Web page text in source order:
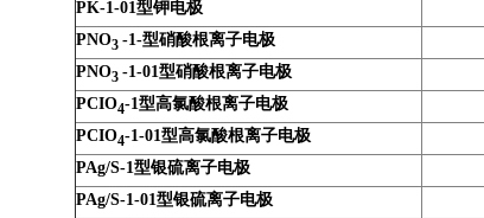
PK-1-01型钾电极
PNO3 -1-型硝酸根离子电极
PNO3 -1-01型硝酸根离子电极
PCIO4-1型高氯酸根离子电极
PCIO4-1-01型高氯酸根离子电极
PAg/S-1型银硫离子电极
PAg/S-1-01型银硫离子电极